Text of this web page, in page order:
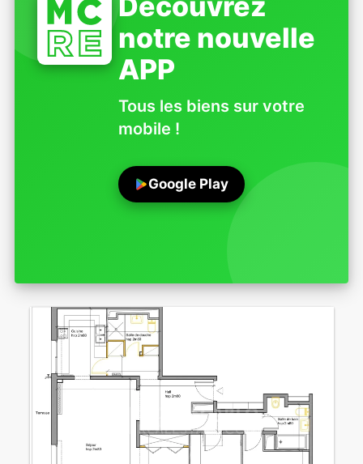
notre nouvelle
APP
Tous les biens sur votre
mobile !
Google Play